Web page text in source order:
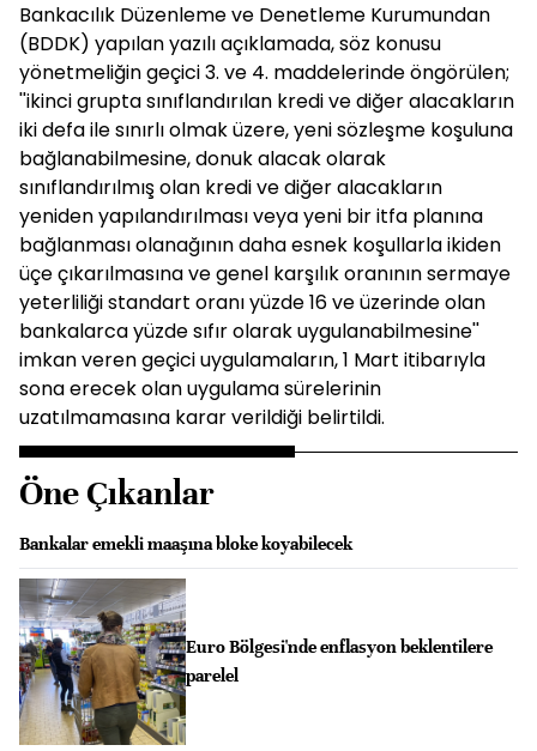
Bankacılık Düzenleme ve Denetleme Kurumundan
(BDDK) yapılan yazılı açıklamada, söz konusu
yönetmeliğin geçici 3. ve 4. maddelerinde öngörülen;
''ikinci grupta sınıflandırılan kredi ve diğer alacakların
iki defa ile sınırlı olmak üzere, yeni sözleşme koşuluna
bağlanabilmesine, donuk alacak olarak
sınıflandırılmış olan kredi ve diğer alacakların
yeniden yapılandırılması veya yeni bir itfa planına
bağlanması olanağının daha esnek koşullarla ikiden
üçe çıkarılmasına ve genel karşılık oranının sermaye
yeterliliği standart oranı yüzde 16 ve üzerinde olan
bankalarca yüzde sıfır olarak uygulanabilmesine''
imkan veren geçici uygulamaların, 1 Mart itibarıyla
sona erecek olan uygulama sürelerinin
uzatılmamasına karar verildiği belirtildi.
Öne Çıkanlar
Bankalar emekli maaşına bloke koyabilecek
Euro Bölgesi'nde enflasyon beklentilere
parelel